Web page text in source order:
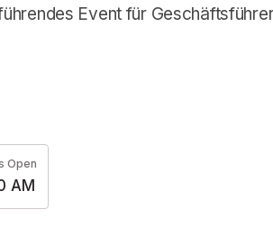
Event für
Open
AM